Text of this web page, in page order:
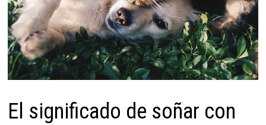
El significado de soñar con